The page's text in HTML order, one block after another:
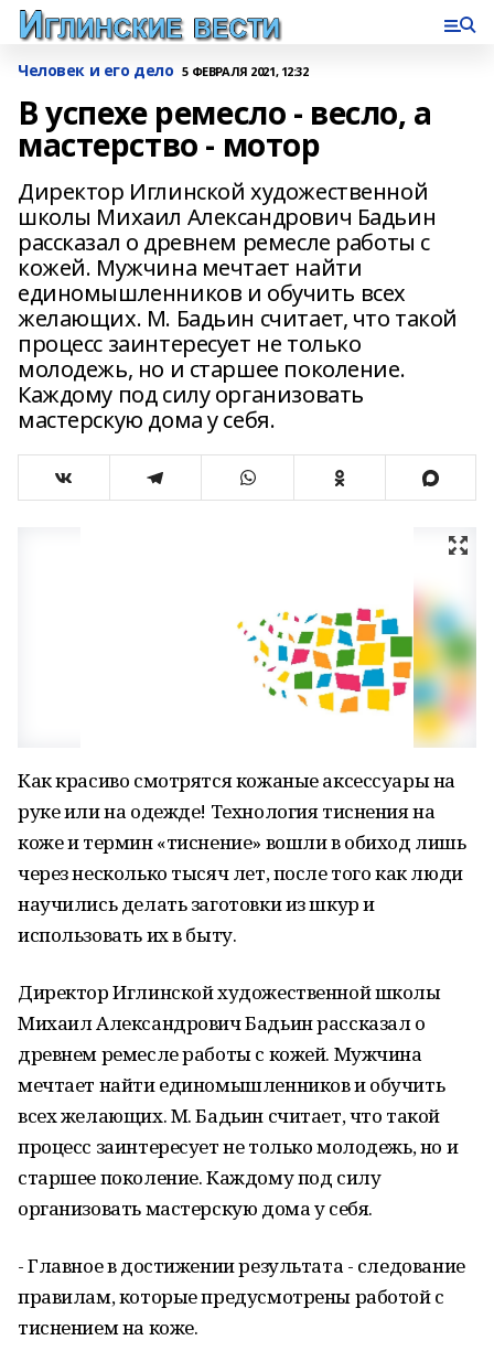
Человек и его дело 5 ФЕВРАЛЯ 2021, 12:32
В успехе ремесло - весло, а
мастерство - мотор
Директор Иглинской художественной
школы Михаил Александрович Бадьин
рассказал о древнем ремесле работы с
кожей. Мужчина мечтает найти
единомышленников и обучить всех
желающих. М. Бадьин считает, что такой
процесс заинтересует не только
молодежь, но и старшее поколение.
Каждому под силу организовать
мастерскую дома у себя.
Как красиво смотрятся кожаные аксессуары на
руке или на одежде! Технология тиснения на
коже и термин «тиснение» вошли в обиход лишь
через несколько тысяч лет, после того как люди
научились делать заготовки из шкур и
использовать их в быту.
Директор Иглинской художественной школы
Михаил Александрович Бадьин рассказал о
древнем ремесле работы с кожей. Мужчина
мечтает найти единомышленников и обучить
всех желающих. М. Бадьин считает, что такой
процесс заинтересует не только молодежь, но и
старшее поколение. Каждому под силу
организовать мастерскую дома у себя.
- Главное в достижении результата - следование
правилам, которые предусмотрены работой с
тиснением на коже.